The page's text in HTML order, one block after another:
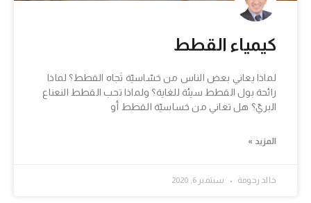
كيمياء القطط
لماذا يعاني بعض الناس من حَسّاسيّة تَجاه القطط؟ لماذا
رائحة بول القطط سيئة للغاية؟ ولماذا تحب القطط النعناع
البريّ؟ هل تعاني من حَساسيّة القطط أو
المزيد »
خالد رحومة سبتمبر 6, 2020